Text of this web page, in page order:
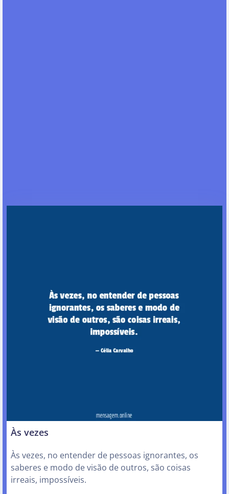
Às vezes
Às vezes, no entender de pessoas ignorantes, os
saberes e modo de visão de outros, são coisas
irreais, impossíveis.